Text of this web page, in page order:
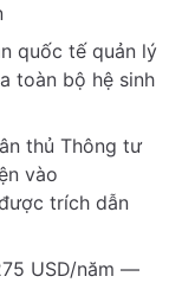
quốc tế quản lý
toàn bộ hệ sinh
thủ Thông tư
vào
trích dẫn
USD/năm —